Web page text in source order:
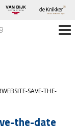
SAVE-THE-
the-date